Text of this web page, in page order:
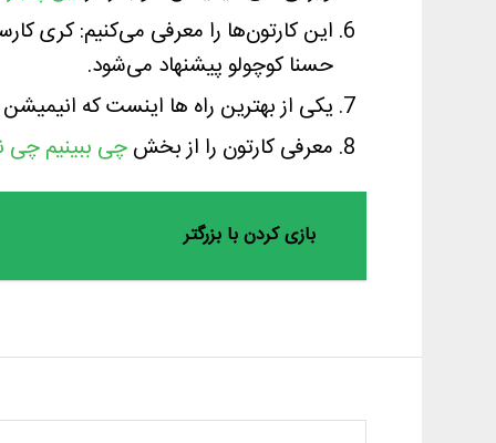
این کارتون‌ها را معرفی می‌کنیم: کری
حسنا کوچولو پیشنهاد می‌شود.
یکی از بهترین راه ها اینست که
معرفی کارتون را از بخشچی ببینیم چی
بازی کردن با بزرگتر